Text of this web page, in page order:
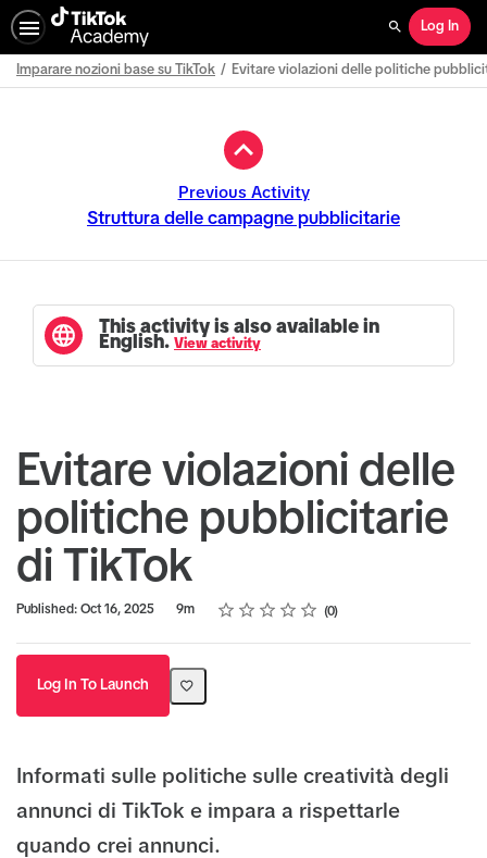
Search
Log In
Imparare nozioni base su TikTok Evitare violazioni delle politiche
Previous Activity
Struttura delle campagne pubblicitarie
This activity is also available in
English. View activity
Evitare violazioni delle
politiche pubblicitarie
di TikTok
Published: Oct 16, 2025
Duration 9m Rating
1 star
2 stars
3 stars
4 stars
5 stars
Average rating: 0 0
No reviews
Log In To Launch
Informati sulle politiche sulle creatività degli
annunci di TikTok e impara a rispettarle
quando crei annunci.